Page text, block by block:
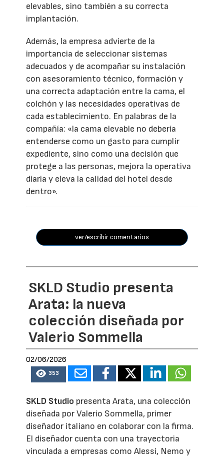
elevables, sino también a su correcta
implantación.
Además, la empresa advierte de la
importancia de seleccionar sistemas
adecuados y de acompañar su instalación
con asesoramiento técnico, formación y
una correcta adaptación entre la cama, el
colchón y las necesidades operativas de
cada establecimiento. En palabras de la
compañía: «la cama elevable no debería
entenderse como un gasto para cumplir
expediente, sino como una decisión que
protege a las personas, mejora la operativa
diaria y eleva la calidad del hotel desde
dentro».
ver/escribir comentarios
SKLD Studio presenta
Arata: la nueva
colección diseñada por
Valerio Sommella
02/06/2026
353
SKLD Studio presenta Arata, una colección
diseñada por Valerio Sommella, primer
diseñador italiano en colaborar con la firma.
El diseñador cuenta con una trayectoria
vinculada a empresas como Alessi, Nemo y